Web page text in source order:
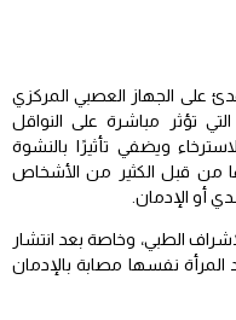
على الجهاز العصبي المركزي
تؤثر مباشرة على النواقل
ويضفي تأثيرًا بالنشوة
من قبل الكثير من الأشخاص
أو الإدمان.
الطبي، وخاصة بعد انتشار
نفسها مصابة بالإدمان